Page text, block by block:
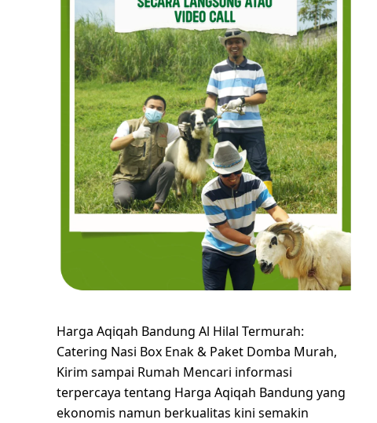
Harga Aqiqah Bandung Al Hilal Termurah:
Catering Nasi Box Enak & Paket Domba Murah,
Kirim sampai Rumah Mencari informasi
terpercaya tentang Harga Aqiqah Bandung yang
ekonomis namun berkualitas kini semakin